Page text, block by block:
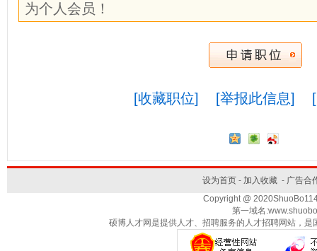
为个人会员！
[收藏职位] [举报此信息]
设为首页- 加入收藏- 广告合
Copyright @
第一域名
硕博人才网是提供人才、招聘服务的人才招聘网站，